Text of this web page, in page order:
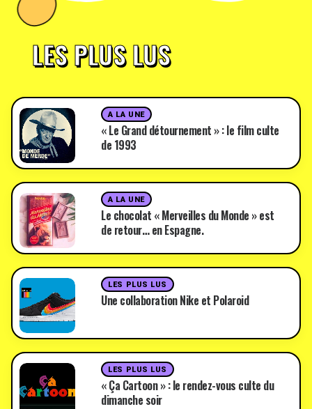
LES PLUS LUS
A LA UNE
« Le Grand détournement » : le film culte
de 1993
A LA UNE
Le chocolat « Merveilles du Monde » est
de retour… en Espagne.
LES PLUS LUS
Une collaboration Nike et Polaroid
LES PLUS LUS
« Ça Cartoon » : le rendez-vous culte du
dimanche soir